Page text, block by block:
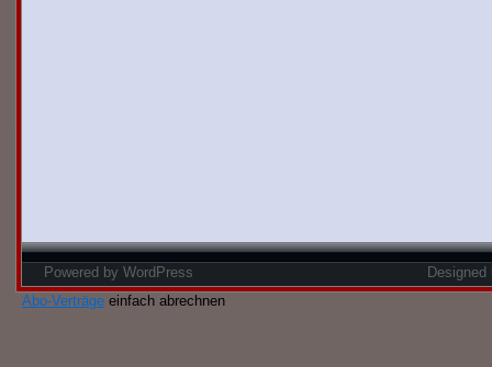
Powered by WordPress
Abo-Verträge einfach abrechnen